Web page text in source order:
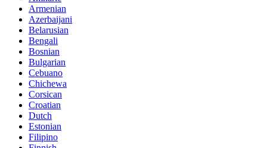
Armenian
Azerbaijani
Belarusian
Bengali
Bosnian
Bulgarian
Cebuano
Chichewa
Corsican
Croatian
Dutch
Estonian
Filipino